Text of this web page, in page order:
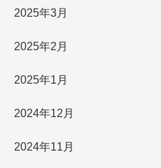
2025年3月
2025年2月
2025年1月
2024年12月
2024年11月